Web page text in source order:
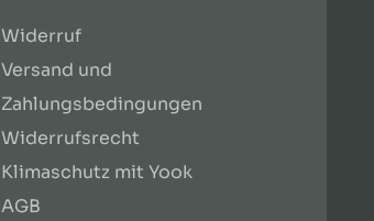
Widerruf
Versand und
Zahlungsbedingungen
Widerrufsrecht
Klimaschutz mit Yook
AGB